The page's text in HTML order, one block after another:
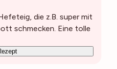
die z.B. super mit
schmecken. Eine tolle